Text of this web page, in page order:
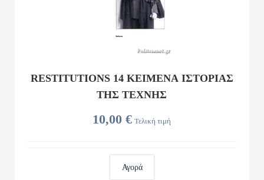
10,00 € Τελική τιμή
RESTITUTIONS 14 ΚΕΙΜΕΝΑ ΙΣΤΟΡΙΑΣ
ΤΗΣ ΤΕΧΝΗΣ
Αγορά